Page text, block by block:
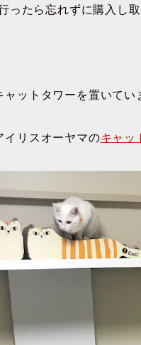
ったら忘れずに購入し
ットタワーを置いてい
イリスオーヤマのキャッ